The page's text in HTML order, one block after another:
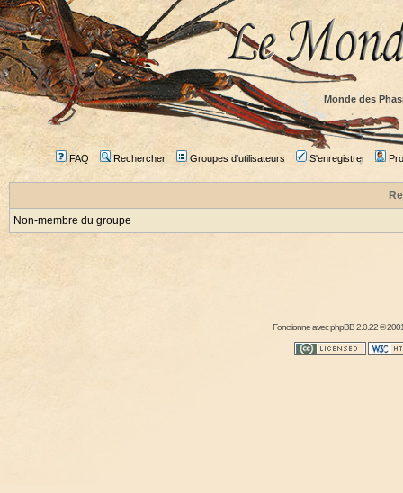
Monde des
FAQ Rechercher Groupes d'utilisateurs S'enregistrer
Non-membre du groupe
Fonctionne avecphpBB2.0.22 ©